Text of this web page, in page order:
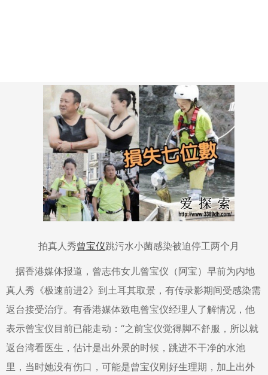
拍真人秀曾宝仪跳污水小菌感染被迫停工两个月
据香港媒体报道，曾志伟女儿曾宝仪（阿宝）早前为内地
真人秀《极速前进2》到土耳其取景，有传录影期间受感染需
返台接受治疗。有香港媒体致电曾宝仪经理人了解情况，他
表示曾宝仪目前已能走动：“之前宝仪觉得脚不舒服，所以就
返台湾看医生，估计是出外景的时候，跳进不干净的水池
里，当时她没有伤口，可能是曾宝仪刚好生理期，加上出外